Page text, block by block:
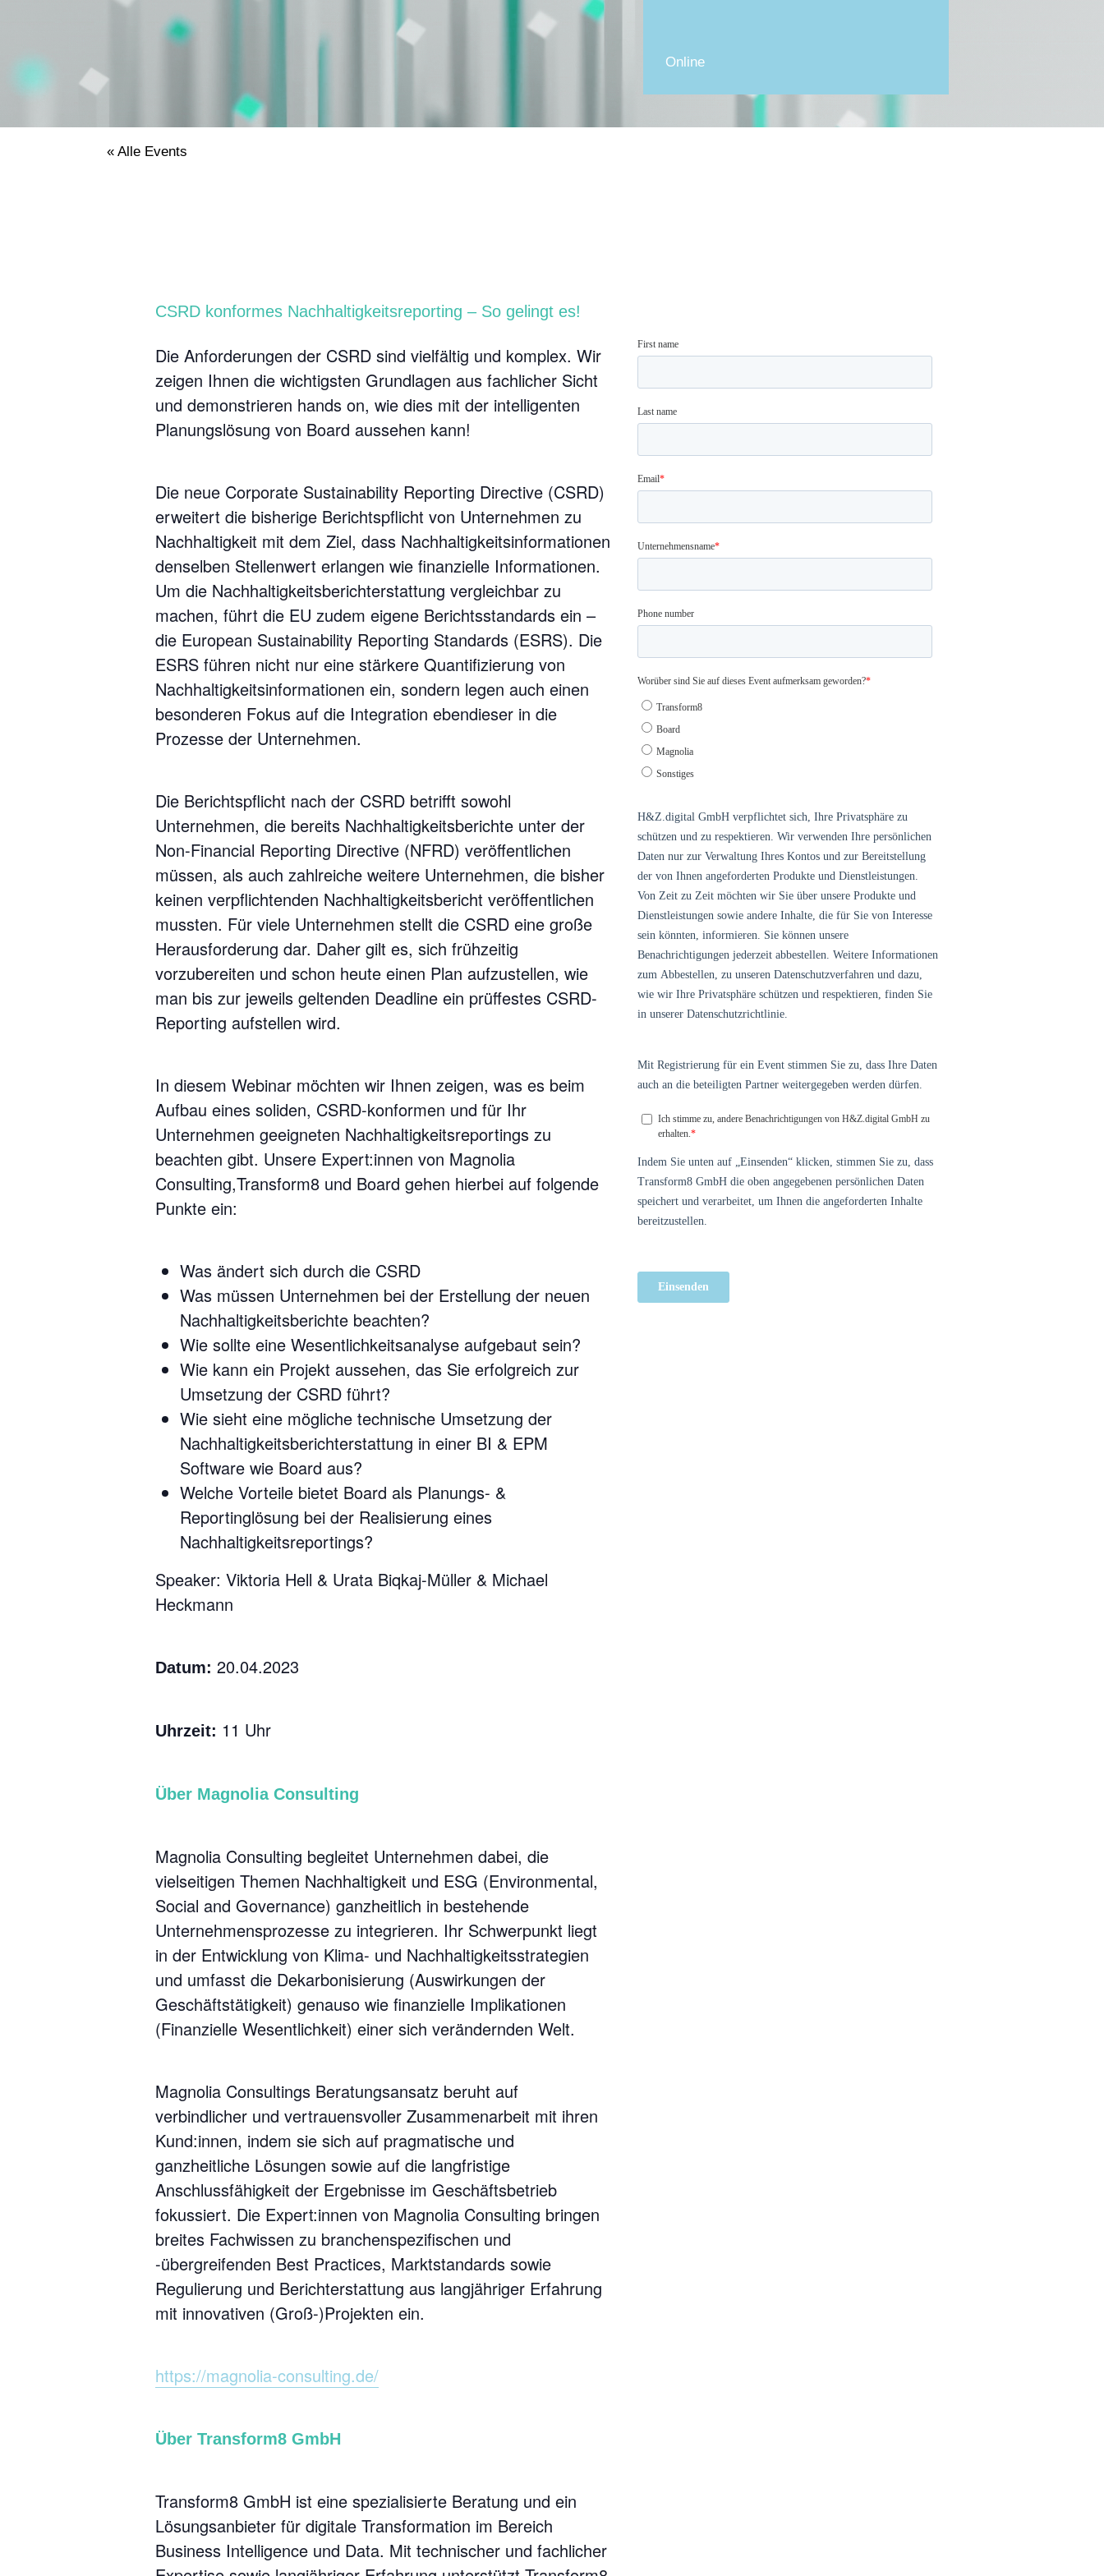
Online
« Alle Events
CSRD konformes Nachhaltigkeitsreporting – So gelingt es!
Die Anforderungen der CSRD sind vielfältig und komplex. Wir
zeigen Ihnen die wichtigsten Grundlagen aus fachlicher Sicht
und demonstrieren hands on, wie dies mit der intelligenten
Planungslösung von Board aussehen kann!
Die neue Corporate Sustainability Reporting Directive (CSRD)
erweitert die bisherige Berichtspflicht von Unternehmen zu
Nachhaltigkeit mit dem Ziel, dass Nachhaltigkeitsinformationen
denselben Stellenwert erlangen wie finanzielle Informationen.
Um die Nachhaltigkeitsberichterstattung vergleichbar zu
machen, führt die EU zudem eigene Berichtsstandards ein –
die European Sustainability Reporting Standards (ESRS). Die
ESRS führen nicht nur eine stärkere Quantifizierung von
Nachhaltigkeitsinformationen ein, sondern legen auch einen
besonderen Fokus auf die Integration ebendieser in die
Prozesse der Unternehmen.
Die Berichtspflicht nach der CSRD betrifft sowohl
Unternehmen, die bereits Nachhaltigkeitsberichte unter der
Non-Financial Reporting Directive (NFRD) veröffentlichen
müssen, als auch zahlreiche weitere Unternehmen, die bisher
keinen verpflichtenden Nachhaltigkeitsbericht veröffentlichen
mussten. Für viele Unternehmen stellt die CSRD eine große
Herausforderung dar. Daher gilt es, sich frühzeitig
vorzubereiten und schon heute einen Plan aufzustellen, wie
man bis zur jeweils geltenden Deadline ein prüffestes CSRD-
Reporting aufstellen wird.
In diesem Webinar möchten wir Ihnen zeigen, was es beim
Aufbau eines soliden, CSRD-konformen und für Ihr
Unternehmen geeigneten Nachhaltigkeitsreportings zu
beachten gibt. Unsere Expert:innen von Magnolia
Consulting,Transform8 und Board gehen hierbei auf folgende
Punkte ein:
Was ändert sich durch die CSRD
Was müssen Unternehmen bei der Erstellung der neuen
Nachhaltigkeitsberichte beachten?
Wie sollte eine Wesentlichkeitsanalyse aufgebaut sein?
Wie kann ein Projekt aussehen, das Sie erfolgreich zur
Umsetzung der CSRD führt?
Wie sieht eine mögliche technische Umsetzung der
Nachhaltigkeitsberichterstattung in einer BI & EPM
Software wie Board aus?
Welche Vorteile bietet Board als Planungs- &
Reportinglösung bei der Realisierung eines
Nachhaltigkeitsreportings?
Speaker: Viktoria Hell & Urata Biqkaj-Müller & Michael
Heckmann
Datum: 20.04.2023
Uhrzeit: 11 Uhr
Über Magnolia Consulting
Magnolia Consulting begleitet Unternehmen dabei, die
vielseitigen Themen Nachhaltigkeit und ESG (Environmental,
Social and Governance) ganzheitlich in bestehende
Unternehmensprozesse zu integrieren. Ihr Schwerpunkt liegt
in der Entwicklung von Klima- und Nachhaltigkeitsstrategien
und umfasst die Dekarbonisierung (Auswirkungen der
Geschäftstätigkeit) genauso wie finanzielle Implikationen
(Finanzielle Wesentlichkeit) einer sich verändernden Welt.
Magnolia Consultings Beratungsansatz beruht auf
verbindlicher und vertrauensvoller Zusammenarbeit mit ihren
Kund:innen, indem sie sich auf pragmatische und
ganzheitliche Lösungen sowie auf die langfristige
Anschlussfähigkeit der Ergebnisse im Geschäftsbetrieb
fokussiert. Die Expert:innen von Magnolia Consulting bringen
breites Fachwissen zu branchenspezifischen und
-übergreifenden Best Practices, Marktstandards sowie
Regulierung und Berichterstattung aus langjähriger Erfahrung
mit innovativen (Groß-)Projekten ein.
https://magnolia-consulting.de/
Über Transform8 GmbH
Transform8 GmbH ist eine spezialisierte Beratung und ein
Lösungsanbieter für digitale Transformation im Bereich
Business Intelligence und Data. Mit technischer und fachlicher